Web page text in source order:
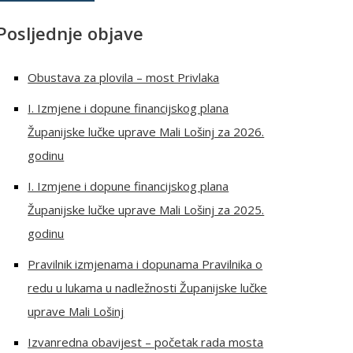
objave
Obustava za plovila – most Privlaka
I. Izmjene i dopune financijskog plana
Županijske lučke uprave Mali Lošinj za 2026.
godinu
I. Izmjene i dopune financijskog plana
Županijske lučke uprave Mali Lošinj za 2025.
godinu
Pravilnik izmjenama i dopunama Pravilnika o
redu u lukama u nadležnosti Županijske lučke
uprave Mali Lošinj
Izvanredna obavijest – početak rada mosta